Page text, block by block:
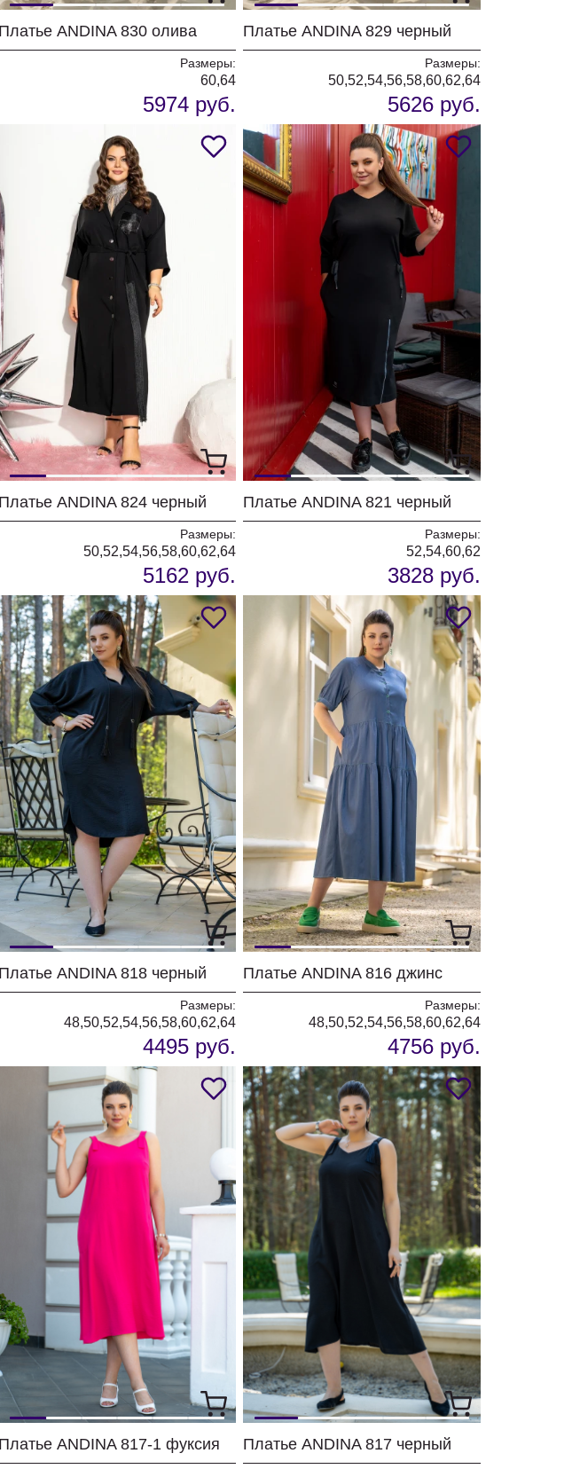
Платье ANDINA 830 олива
Размеры:
60,64
5974 руб.
Платье ANDINA 829 черный
Размеры:
50,52,54,56,58,60,62,64
5626 руб.
Платье ANDINA 824 черный
Размеры:
50,52,54,56,58,60,62,64
5162 руб.
Платье ANDINA 821 черный
Размеры:
52,54,60,62
3828 руб.
Платье ANDINA 818 черный
Размеры:
48,50,52,54,56,58,60,62,64
4495 руб.
Платье ANDINA 816 джинс
Размеры:
48,50,52,54,56,58,60,62,64
4756 руб.
Платье ANDINA 817-1 фуксия Платье ANDINA 817 черный